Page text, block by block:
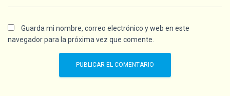
Guarda mi nombre, correo electrónico y web en este
navegador para la próxima vez que comente.